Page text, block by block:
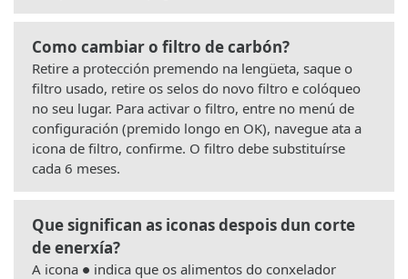
Como cambiar o filtro de carbón?
Retire a protección premendo na lengüeta, saque o
filtro usado, retire os selos do novo filtro e colóqueo
no seu lugar. Para activar o filtro, entre no menú de
configuración (premido longo en OK), navegue ata a
icona de filtro, confirme. O filtro debe substituírse
cada 6 meses.
Que significan as iconas despois dun corte
de enerxía?
A icona ● indica que os alimentos do conxelador